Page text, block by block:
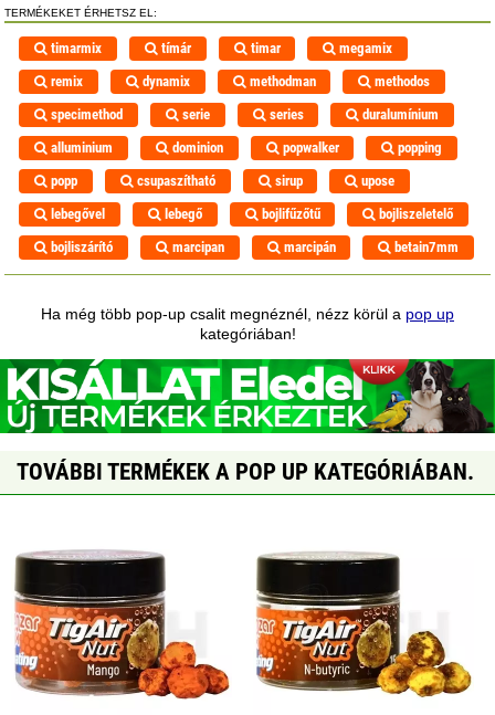
TERMÉKEKET ÉRHETSZ EL:
timarmix tímár timar
megamix
remix
dynamix methodman
methodos
specimethod
serie series
duralumínium
alluminium
dominion popwalker
popping
popp
csupaszítható sirup
upose
lebegővel
lebegő bojlifűzőtű
bojliszeletelő
bojliszárító
marcipan marcipán betain7mm
Ha még több pop-up csalit megnéznél, nézz körül a pop up
kategóriában!
TOVÁBBI TERMÉKEK A POP UP KATEGÓRIÁBAN.